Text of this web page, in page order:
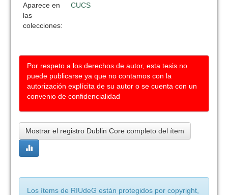
Aparece en
las
colecciones:
CUCS
Por respeto a los derechos de autor, esta tesis no
puede publicarse ya que no contamos con la
autorización explícita de su autor o se cuenta con un
convenio de confidencialidad
Mostrar el registro Dublin Core completo del ítem
Los ítems de RIUdeG están protegidos por copyright,